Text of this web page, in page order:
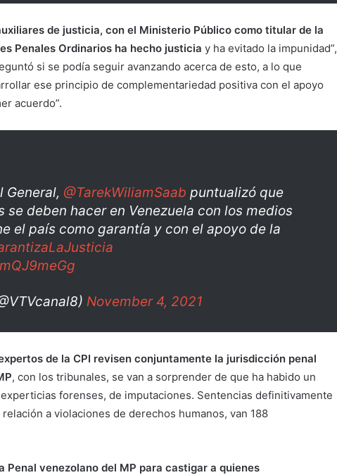
de justicia, con el Ministerio Público como titular de la
Penales Ordinarios ha hecho justicia y ha evitado la impunidad”,
si se podía seguir avanzando acerca de esto, a lo que
ese principio de complementariedad positiva con el apoyo
acuerdo”.
General, @TarekWiliamSaab puntualizó que
se deben hacer en Venezuela con los medios
el país como garantía y con el apoyo de la
November 4, 2021
de la CPI revisen conjuntamente la jurisdicción penal
, con los tribunales, se van a sorprender de que ha habido un
forenses, de imputaciones. Sentencias definitivamente
a violaciones de derechos humanos, van 188
Penal venezolano del MP para castigar a quienes